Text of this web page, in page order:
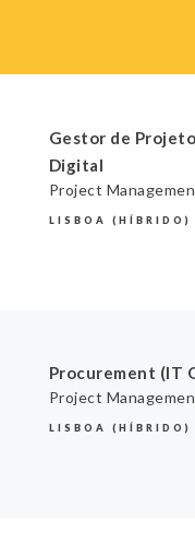
Gestor de
Digital
Project
LISBOA (HÍBRIDO)
Procurement (IT
Project
LISBOA (HÍBRIDO)